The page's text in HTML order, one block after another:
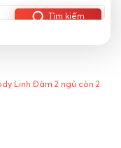
Tìm kiếm
Linh Đàm 2 ngủ còn 2